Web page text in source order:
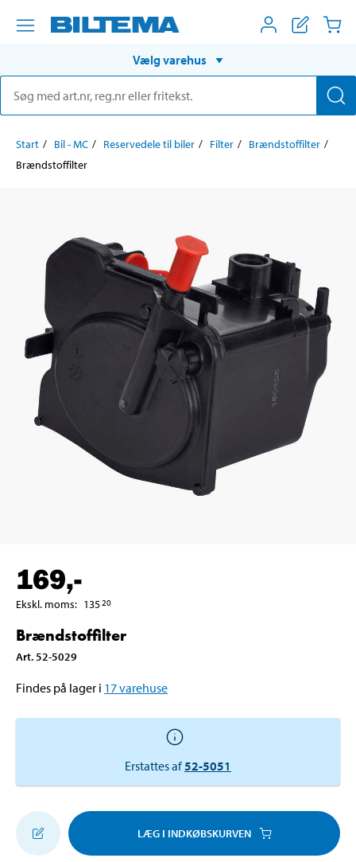
Vælg varehus
Start Bil - MC Reservedele til biler Filter
Brændstoffilter
Brændstoffilter
169,-
Ekskl. moms: 13520
Brændstoffilter
Art. 52-5029
Findes på lager i 17varehuse
Erstattes af52-5051
LÆG I INDKØBSKURVEN